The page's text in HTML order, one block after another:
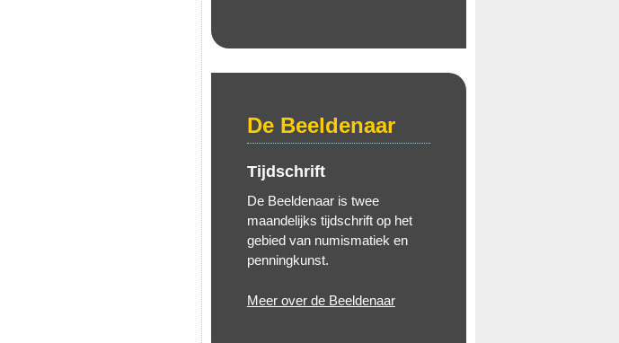
De Beeldenaar
Tijdschrift
De Beeldenaar is twee
maandelijks tijdschrift op het
gebied van numismatiek en
penningkunst.
Meer over de Beeldenaar